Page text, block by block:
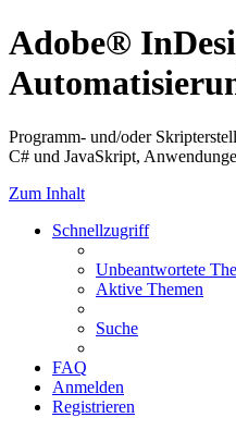
Adobe®
Programm- und/oder
C# und JavaSkript,
Zum Inhalt
Schnellzugriff
Unbeantwortete
Aktive Themen
Suche
FAQ
Anmelden
Registrieren